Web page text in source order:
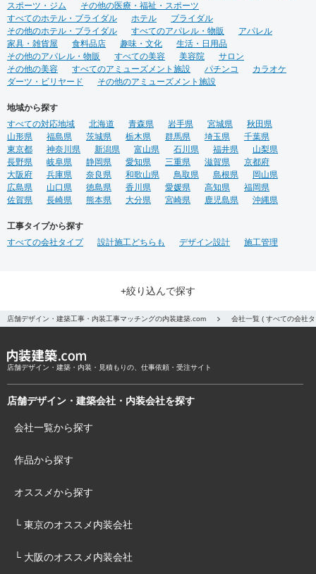
スポーツ・ジム
その他の医療・福祉・スポーツ
すべてのホテル・ブライダル
ホテル
ブライダル
その他のホテル・ブライダル
すべてのアパレル・物販
アパレル
家具・雑貨屋
食料品店 趣味・文化
生活・日用品
その他のアパレル・物販
すべての美容 美容院
サロン
その他の美容
すべてのアミューズメント施設 パチンコ
カラオケ
ダーツ・ビリヤード
その他のアミューズメント施設
地域から探す
すべての対応地域
北海道 青森県 岩手県 宮城県
秋田県
山形県
福島県 茨城県 栃木県 群馬県 埼玉県
千葉県
東京都
神奈川県 新潟県 富山県 石川県 福井県
山梨県
長野県
岐阜県 静岡県 愛知県 三重県 滋賀県
京都府
大阪府
兵庫県 奈良県 和歌山県 鳥取県 島根県
岡山県
広島県
山口県 徳島県 香川県 愛媛県 高知県
福岡県
佐賀県
長崎県 熊本県 大分県 宮崎県 鹿児島県 沖縄県
工事タイプから探す
すべての会社タイプ
設計施工どちらも デザイン設計 施工管理
+絞り込んで探す
店舗デザイン・建築工事・内装工事マッチングの内装建築.com 会社一覧 ( すべての会社
店舗デザイン・建築・内装・見積もりの、仕事依頼・受注サイト
店舗デザイン・建築会社・内装会社を探す
会社一覧から探す
作品から探す
オススメから探す
└ 東京のオススメ内装会社
└ 大阪のオススメ内装会社